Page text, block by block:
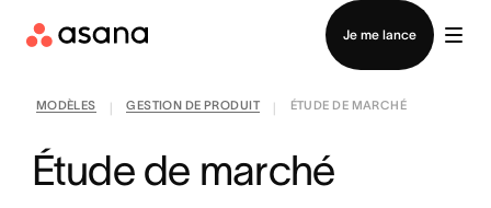
Je me lance
Contacter le service commercial
MODÈLES GESTION DE PRODUIT ÉTUDE DE MARCHÉ
Étude de marché